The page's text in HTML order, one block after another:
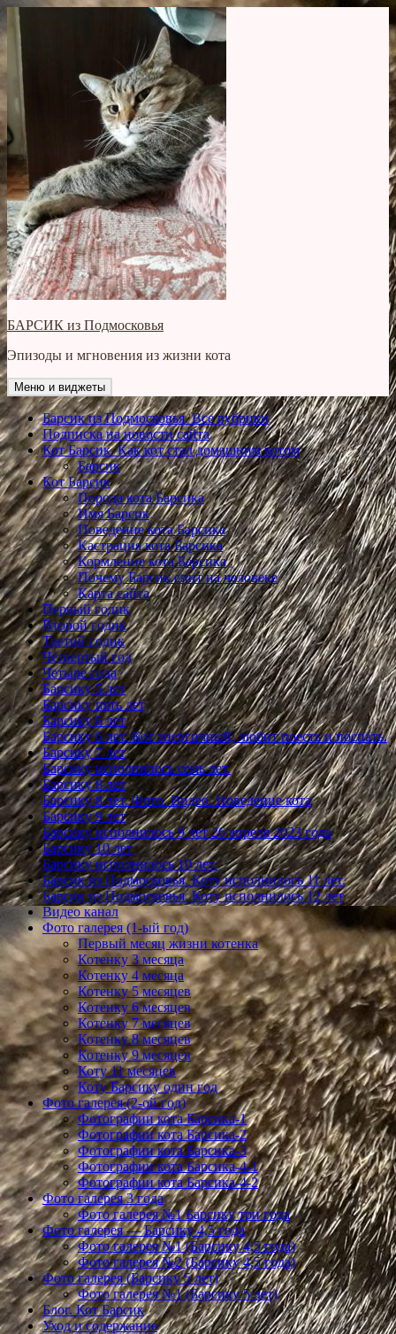
Перейти
содержимому
БАРСИК из Подмосковья
Эпизоды и мгновения из жизни кота
Меню и виджеты
Барсик из Подмосковья. Все рубрики
Подписка на новости сайта
Кот Барсик. Как кот стал домашним котом
Барсик
Кот Барсик
Порода кота Барсика
Имя Барсик
Поведение кота Барсика
Кастрация кота Барсика
Кормление кота Барсика
Почему Барсик спит на человеке
Карта сайта
Первый годик
Второй годик
Третий годик
Четвертый год
Четыре года
Барсику 5 лет
Барсику пять лет
Барсику 6 лет
Барсику 6 лет. Кот энергичный, любит поесть и поспать.
Барсику 7 лет
Барсику исполнилось семь лет.
Барсику 8 лет
Барсику 8 лет. Фото. Видео. Поведение кота
Барсику 9 лет
Барсику исполнилось 9 лет 26 апреля 2023 года
Барсику 10 лет
Барсику исполнилось 10 лет.
Барсик из Подмосковья. Коту исполнилось 11 лет.
Барсик из Подмосковья. Коту исполнилось 12 лет
Видео канал
Фото галерея (1-ый год)
Первый месяц жизни котенка
Котенку 3 месяца
Котенку 4 месяца
Котенку 5 месяцев
Котенку 6 месяцев
Котенку 7 месяцев
Котенку 8 месяцев
Котенку 9 месяцев
Коту 11 месяцев
Коту Барсику один год
Фото галерея (2-ой год)
Фотографии кота Барсика-1
Фотографии кота Барсика-2
Фотографии кота Барсика-3
Фотографии кота Барсика-4-1
Фотографии кота Барсика-4-2
Фото галерея 3 года
Фото галерея №1 Барсику три года
Фото галерея — Барсику 4,5 года
Фото галерея №1 (Барсику 4,5 года)
Фото галерея №2 (Барсику 4,5 года)
Фото галерея (Барсику 5 лет)
Фото галерея №1 (Барсику 5 лет)
Блог. Кот Барсик
Уход и содержание